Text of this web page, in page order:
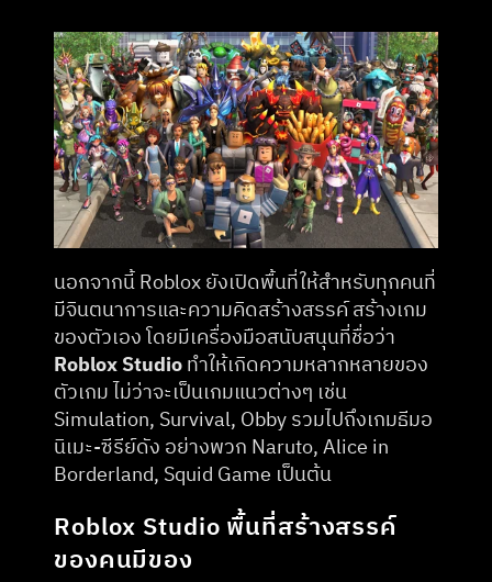
นอกจากนี้ Roblox ยังเปิดพื้นที่ให้สำหรับทุกคนที่
มีจินตนาการและความคิดสร้างสรรค์ สร้างเกม
Roblox Studio ทำให้เกิดความหลากหลายของ
ตัวเกม ไม่ว่าจะเป็นเกมแนวต่างๆ เช่น
Simulation, Survival, Obby รวมไปถึงเกมธีมอ
นิเมะ-ซีรีย์ดัง อย่างพวก Naruto, Alice in
Borderland, Squid Game เป็นต้น
Roblox Studio พื้นที่สร้างสรรค์
ของคนมีของ